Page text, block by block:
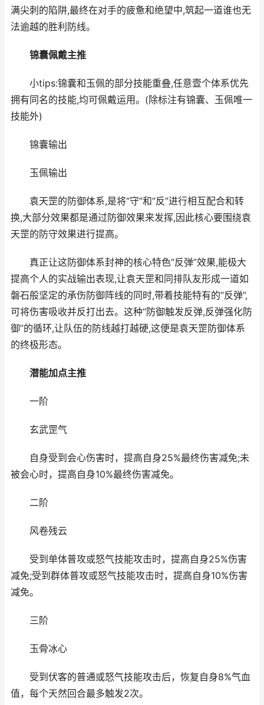
满尖刺的陷阱,最终在对手的疲惫和绝望中,筑起一道谁也无
法逾越的胜利防线。
锦囊佩戴主推
小tips:锦囊和玉佩的部分技能重叠,任意壹个体系优先
拥有同名的技能,均可佩戴运用。(除标注有锦囊、玉佩唯一
技能外)
锦囊输出
玉佩输出
袁天罡的防御体系,是将“守”和“反”进行相互配合和转
换,大部分效果都是通过防御效果来发挥,因此核心要围绕袁
天罡的防守效果进行提高。
真正让这防御体系封神的核心特色“反弹”效果,能极大
提高个人的实战输出表现,让袁天罡和同排队友形成一道如
磐石般坚定的承伤防御阵线的同时,带着技能特有的“反弹”,
可将伤害吸收并反打出去。这种“防御触发反弹,反弹强化防
御”的循环,让队伍的防线越打越硬,这便是袁天罡防御体系
的终极形态。
潜能加点主推
一阶
玄武罡气
自身受到会心伤害时，提高自身25%最终伤害减免;未
被会心时，提高自身10%最终伤害减免。
二阶
风卷残云
受到单体普攻或怒气技能攻击时，提高自身25%伤害
减免;受到群体普攻或怒气技能攻击时，提高自身10%伤害
减免。
三阶
玉骨冰心
受到伏客的普通或怒气技能攻击后，恢复自身8%气血
值，每个天然回合最多触发2次。